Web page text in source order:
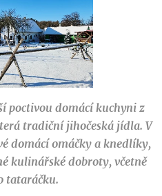
poctivou domácí kuchyni z
tradiční jihočeská jídla. V
domácí omáčky a knedlíky,
kulinářské dobroty, včetně
tataráčku.